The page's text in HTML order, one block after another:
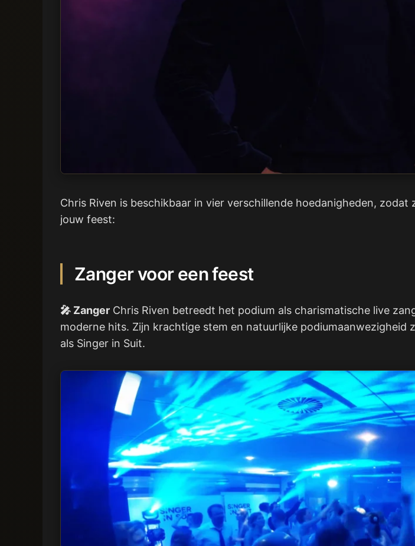
Chris Riven is beschikbaar in vier verschillende hoedanigheden,
jouw feest:
Zanger voor een feest
🎤 Zanger Chris Riven betreedt het podium als charismatische live
moderne hits. Zijn krachtige stem en natuurlijke
als Singer in Suit.